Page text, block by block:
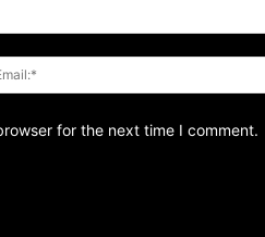
for the next time I comment.